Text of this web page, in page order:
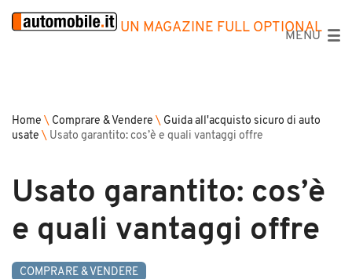
UN MAGAZINE FULL OPTIONAL
MENU
Home \ Comprare & Vendere \ Guida all'acquisto sicuro di auto
usate \ Usato garantito: cos’è e quali vantaggi offre
Usato garantito: cos’è
e quali vantaggi offre
COMPRARE & VENDERE